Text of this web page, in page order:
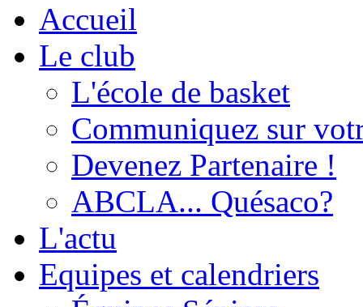
Accueil
Le club
L'école de basket
Communiquez sur
Devenez Partenaire !
ABCLA... Quésaco?
L'actu
Equipes et calendriers